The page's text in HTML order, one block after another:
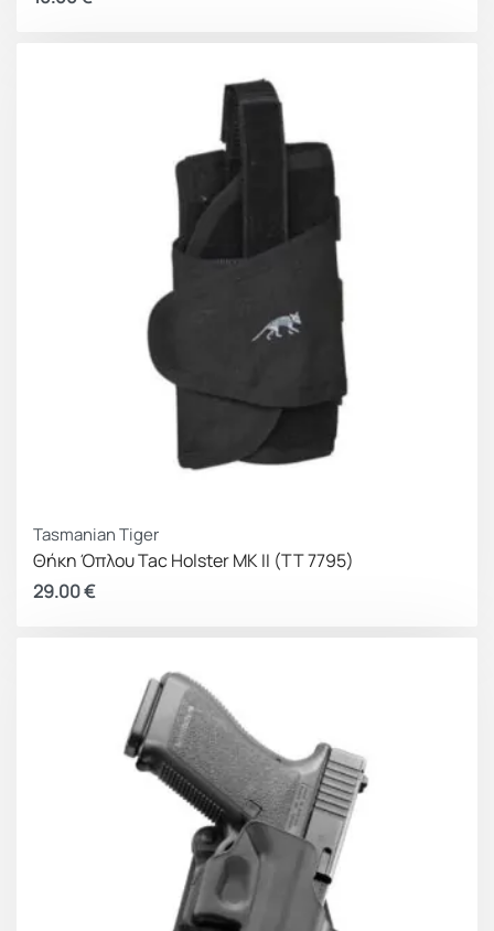
Tasmanian Tiger
Θήκη Όπλου Tac Holster MK II (TT 7795)
29.00€